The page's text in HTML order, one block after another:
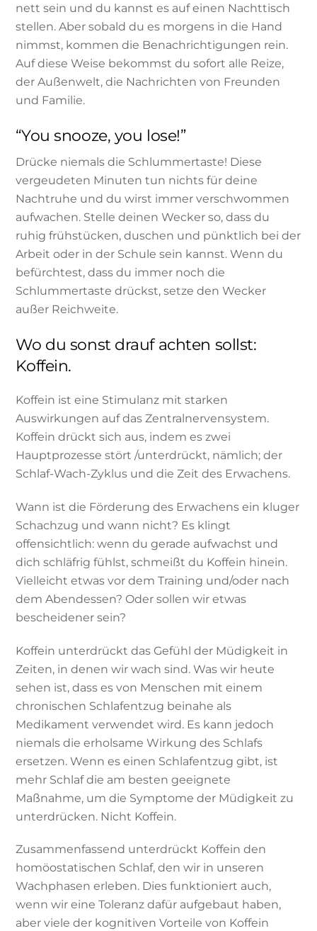
nett sein und du kannst es auf einen Nachttisch
stellen. Aber sobald du es morgens in die Hand
nimmst, kommen die Benachrichtigungen rein.
Auf diese Weise bekommst du sofort alle Reize,
der Außenwelt, die Nachrichten von Freunden
und Familie.
“You snooze, you lose!”
Drücke niemals die Schlummertaste! Diese
vergeudeten Minuten tun nichts für deine
Nachtruhe und du wirst immer verschwommen
aufwachen. Stelle deinen Wecker so, dass du
ruhig frühstücken, duschen und pünktlich bei der
Arbeit oder in der Schule sein kannst. Wenn du
befürchtest, dass du immer noch die
Schlummertaste drückst, setze den Wecker
außer Reichweite.
Wo du sonst drauf achten sollst:
Koffein.
Koffein ist eine Stimulanz mit starken
Auswirkungen auf das Zentralnervensystem.
Koffein drückt sich aus, indem es zwei
Hauptprozesse stört /unterdrückt, nämlich; der
Schlaf-Wach-Zyklus und die Zeit des Erwachens.
Wann ist die Förderung des Erwachens ein kluger
Schachzug und wann nicht? Es klingt
offensichtlich: wenn du gerade aufwachst und
dich schläfrig fühlst, schmeißt du Koffein hinein.
Vielleicht etwas vor dem Training und/oder nach
dem Abendessen? Oder sollen wir etwas
bescheidener sein?
Koffein unterdrückt das Gefühl der Müdigkeit in
Zeiten, in denen wir wach sind. Was wir heute
sehen ist, dass es von Menschen mit einem
chronischen Schlafentzug beinahe als
Medikament verwendet wird. Es kann jedoch
niemals die erholsame Wirkung des Schlafs
ersetzen. Wenn es einen Schlafentzug gibt, ist
mehr Schlaf die am besten geeignete
Maßnahme, um die Symptome der Müdigkeit zu
unterdrücken. Nicht Koffein.
Zusammenfassend unterdrückt Koffein den
homöostatischen Schlaf, den wir in unseren
Wachphasen erleben. Dies funktioniert auch,
wenn wir eine Toleranz dafür aufgebaut haben,
aber viele der kognitiven Vorteile von Koffein